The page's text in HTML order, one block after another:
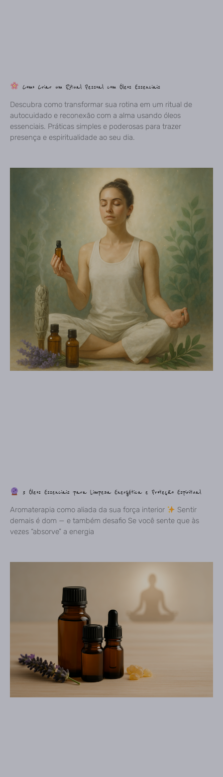
Como Criar um Ritual Pessoal com Óleos Essenciais
Descubra como transformar sua rotina em um ritual de
autocuidado e reconexão com a alma usando óleos
essenciais. Práticas simples e poderosas para trazer
presença e espiritualidade ao seu dia.
3 Óleos Essenciais para Limpeza Energética e Proteção Espiritual
Aromaterapia como aliada da sua força interior
Sentir
demais é dom — e também desafio Se você sente que às
vezes “absorve” a energia